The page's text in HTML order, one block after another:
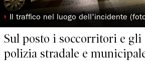
◗ Il traffico nel luogo dell'incidente
Sul posto i soccorritori e gli
polizia stradale e